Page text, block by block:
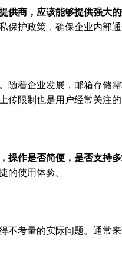
供商，应该能够提供强大
保护政策，确保企业内部
。随着企业发展，邮箱存储
传限制也是用户经常关注的
操作是否简便，是否支持
的使用体验。
不考量的实际问题。通常